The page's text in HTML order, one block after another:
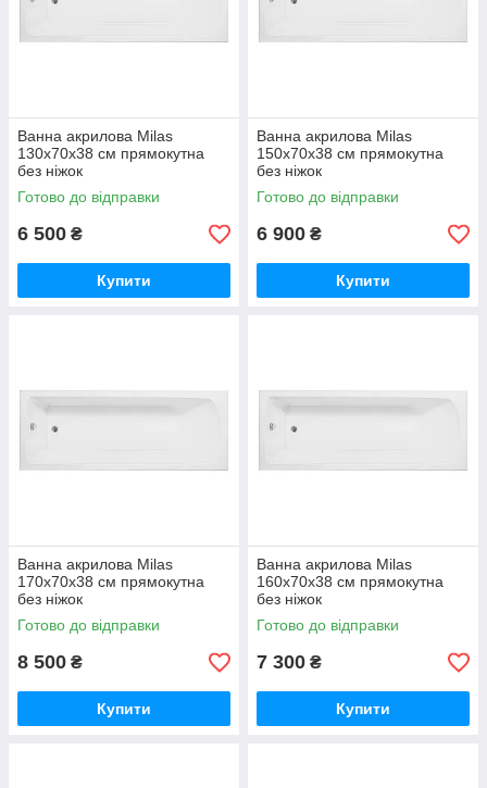
Ванна акрилова Milas
130x70х38 см прямокутна
без ніжок
Готово до відправки
6 500 ₴
Купити
Ванна акрилова Milas
150x70х38 см прямокутна
без ніжок
Готово до відправки
6 900 ₴
Купити
Ванна акрилова Milas
170x70х38 см прямокутна
без ніжок
Готово до відправки
8 500 ₴
Купити
Ванна акрилова Milas
160x70х38 см прямокутна
без ніжок
Готово до відправки
7 300 ₴
Купити